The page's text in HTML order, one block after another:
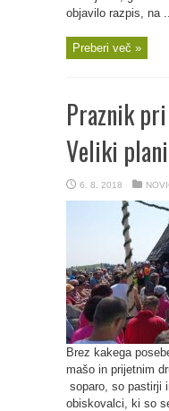
objavilo razpis, na
Preberi več »
Praznik
Veliki
6. 8. 2018
Brez kakega
mašo in prijetnim
soparo, so pastirji
obiskovalci, ki so